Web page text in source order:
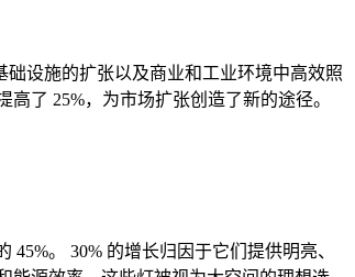
设施的扩张以及商业和工业环境中高效照
了 25%，为市场扩张创造了新的途径。
。 30% 的增长归因于它们提供明亮、